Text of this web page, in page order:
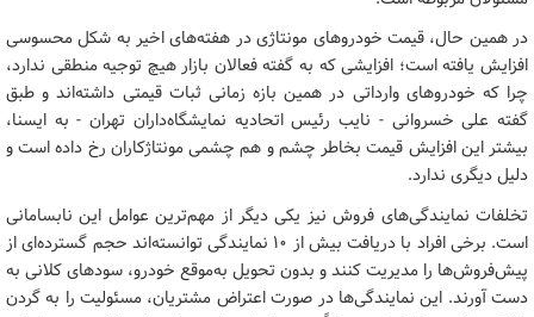
در همین حال، قیمت خودروهای مونتاژی در هفته‌های اخیر به شکل محسوسی
افزایش یافته است؛ افزایشی که به گفته فعالان بازار هیچ توجیه منطقی ندارد،
چرا که خودروهای وارداتی در همین بازه زمانی ثبات قیمتی داشته‌اند و طبق
گفته علی خسروانی - نایب رئیس اتحادیه نمایشگاه‌داران تهران - به ایسنا،
بیشتر این افزایش قیمت بخاطر چشم و هم چشمی مونتاژکاران رخ داده است و
دلیل دیگری ندارد.
تخلفات نمایندگی‌های فروش نیز یکی دیگر از مهم‌ترین عوامل این نابسامانی
است. برخی افراد با دریافت بیش از ۱۰ نمایندگی توانسته‌اند حجم گسترده‌ای از
پیش‌فروش‌ها را مدیریت کنند و بدون تحویل به‌موقع خودرو، سودهای کلانی به
دست آورند. این نمایندگی‌ها در صورت اعتراض مشتریان، مسئولیت را به گردن